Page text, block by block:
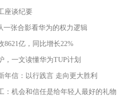
座谈纪要
一张合影看华为的权力逻辑
8621亿，同比增长22%
，一文读懂华为TUP计划
年信：以行践言 走向更大胜利
：机会和信任是给年轻人最好的礼物